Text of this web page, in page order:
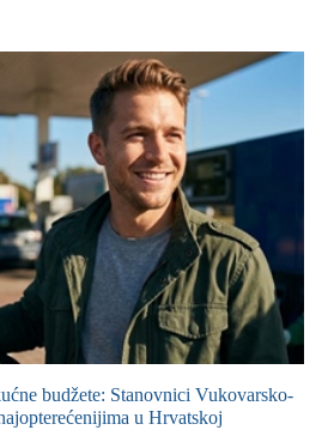
budžete: Stanovnici Vukovarsko-
u Hrvatskoj